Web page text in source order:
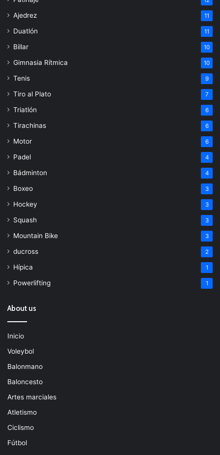
Ajedrez 11
Duatlón 11
Billar 10
Gimnasia Rítmica 10
Tenis 9
Tiro al Plato 7
Triatlón 6
Tirachinas 6
Motor 6
Padel 4
Bádminton 4
Boxeo 3
Hockey 3
Squash 3
Mountain Bike 3
ducross 2
Hípica 1
Powerlifting 1
About us
Inicio
Voleybol
Balonmano
Baloncesto
Artes marciales
Atletismo
Ciclismo
Fútbol